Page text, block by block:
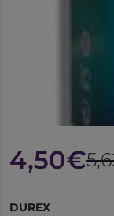
4,50€
DUREX